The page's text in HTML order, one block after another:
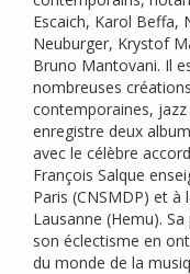
Escaich, Karol Beffa,
Neuburger, Krystof
Bruno Mantovani. Il
nombreuses
contemporaines,
enregistre deux
avec le célèbre
François Salque
Paris (CNSMDP) et à
Lausanne (Hemu).
son éclectisme en
du monde de la